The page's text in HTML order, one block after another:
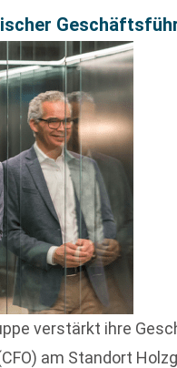
verstärkt ihre
am Standort